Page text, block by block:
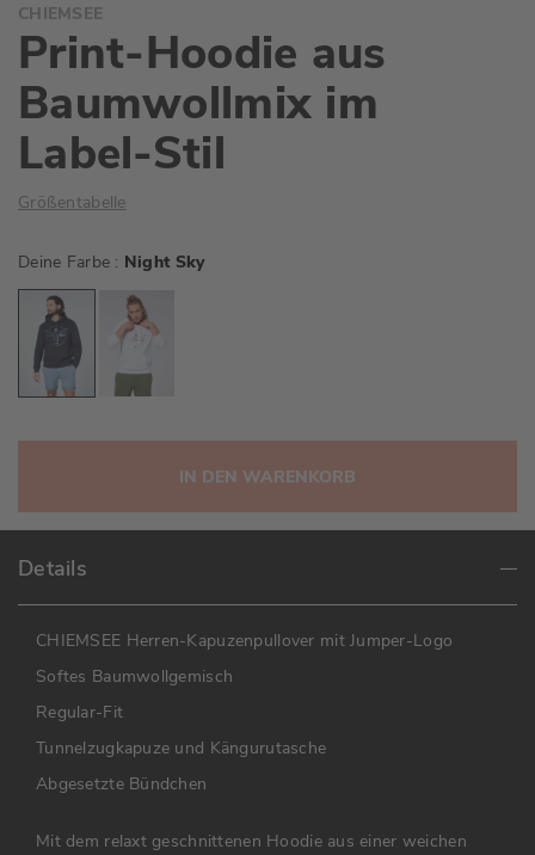
Anfang
der
Bildgalerie
springen
CHIEMSEE
Print-Hoodie aus
Baumwollmix im
Label-Stil
Größentabelle
Deine Farbe Night Sky
IN DEN WARENKORB
Details
CHIEMSEE Herren-Kapuzenpullover mit Jumper-Logo
Softes Baumwollgemisch
Regular-Fit
Tunnelzugkapuze und Kängurutasche
Abgesetzte Bündchen
Mit dem relaxt geschnittenen Hoodie aus einer weichen